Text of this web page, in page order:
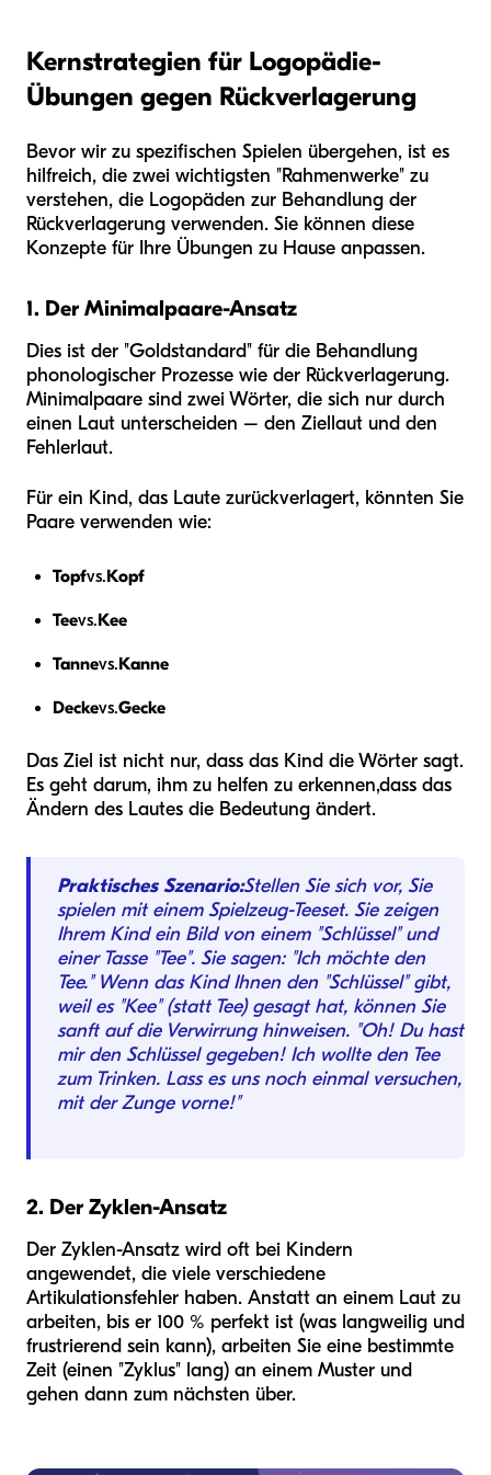
Kernstrategien für Logopädie-
Übungen gegen Rückverlagerung
Bevor wir zu spezifischen Spielen übergehen, ist es
hilfreich, die zwei wichtigsten "Rahmenwerke" zu
verstehen, die Logopäden zur Behandlung der
Rückverlagerung verwenden. Sie können diese
Konzepte für Ihre Übungen zu Hause anpassen.
1. Der Minimalpaare-Ansatz
Dies ist der "Goldstandard" für die Behandlung
phonologischer Prozesse wie der Rückverlagerung.
Minimalpaare sind zwei Wörter, die sich nur durch
einen Laut unterscheiden – den Ziellaut und den
Fehlerlaut.
Für ein Kind, das Laute zurückverlagert, könnten Sie
Paare verwenden wie:
Topfvs.Kopf
Teevs.Kee
Tannevs.Kanne
Deckevs.Gecke
Das Ziel ist nicht nur, dass das Kind die Wörter sagt.
Es geht darum, ihm zu helfen zu erkennen,dass das
Ändern des Lautes die Bedeutung ändert.
Praktisches Szenario:Stellen Sie sich vor, Sie
spielen mit einem Spielzeug-Teeset. Sie zeigen
Ihrem Kind ein Bild von einem "Schlüssel" und
einer Tasse "Tee". Sie sagen: "Ich möchte den
Tee." Wenn das Kind Ihnen den "Schlüssel" gibt,
weil es "Kee" (statt Tee) gesagt hat, können Sie
sanft auf die Verwirrung hinweisen. "Oh! Du hast
mir den Schlüssel gegeben! Ich wollte den Tee
zum Trinken. Lass es uns noch einmal versuchen,
mit der Zunge vorne!"
2. Der Zyklen-Ansatz
Der Zyklen-Ansatz wird oft bei Kindern
angewendet, die viele verschiedene
Artikulationsfehler haben. Anstatt an einem Laut zu
arbeiten, bis er 100 % perfekt ist (was langweilig und
frustrierend sein kann), arbeiten Sie eine bestimmte
Zeit (einen "Zyklus" lang) an einem Muster und
gehen dann zum nächsten über.